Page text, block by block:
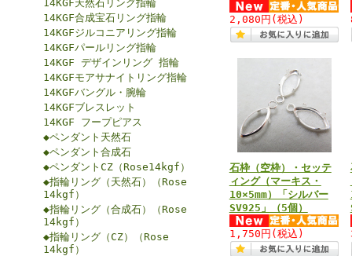
14KGF天然石リング指輪
14KGF合成宝石リング指輪
14KGFジルコニアリング指輪
14KGFパールリング指輪
14KGF デザインリング 指輪
14KGFモアサナイトリング指輪
14KGFバングル・腕輪
14KGFブレスレット
14KGF フープピアス
◆ペンダント天然石
◆ペンダント合成石
◆ペンダントCZ（Rose14kgf）
◆指輪リング（天然石）（Rose
14kgf）
◆指輪リング（合成石）（Rose
14kgf）
◆指輪リング（CZ）（Rose
14kgf）
2,080円 (税込)
石枠（空枠）・セッテ
ィング（マーキス・
10×5mm）「シルバー
SV925」（5個）
1,750円 (税込)